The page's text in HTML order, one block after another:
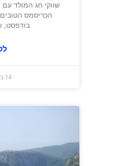
שווקי חג המולד עם
הכריסמס הטובים
בודפסט,
14 בנובמבר 2019